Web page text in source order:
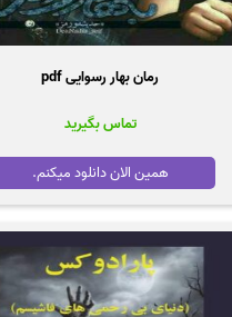
رمان بهار رسوایی pdf
تماس بگیرید
همین الان دانلود میکنم.